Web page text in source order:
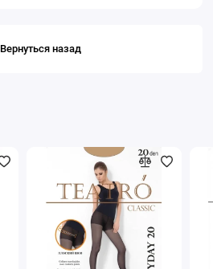
Вернуться назад